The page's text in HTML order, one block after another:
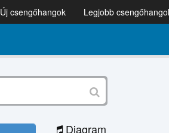
Új csengőhangok Legjobb
Diagram